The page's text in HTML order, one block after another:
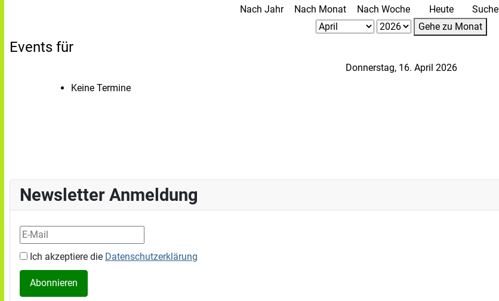
Nach Jahr Nach Monat Nach Woche Heute Suche
Gehe zu Monat
Events für
Donnerstag, 16. April 2026
Keine Termine
Newsletter Anmeldung
Ich akzeptiere die Datenschutzerklärung